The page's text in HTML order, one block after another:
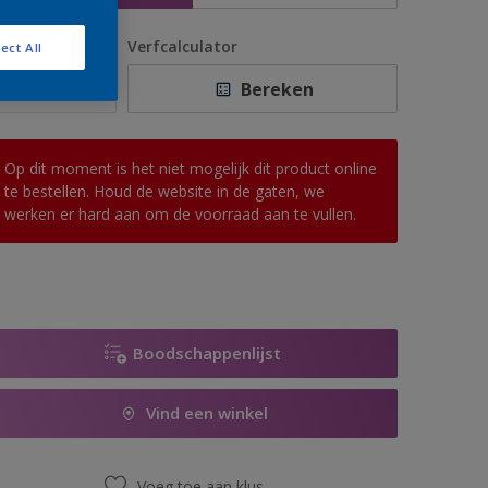
Verfcalculator
Bereken
Op dit moment is het niet mogelijk dit product online
te bestellen. Houd de website in de gaten, we
werken er hard aan om de voorraad aan te vullen.
Boodschappenlijst
Vind een winkel
All